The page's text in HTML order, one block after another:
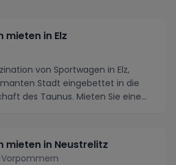
in Elz
von Sportwagen in Elz,
Stadt eingebettet in die
des Taunus. Mieten Sie eine...
mieten in Neustrelitz